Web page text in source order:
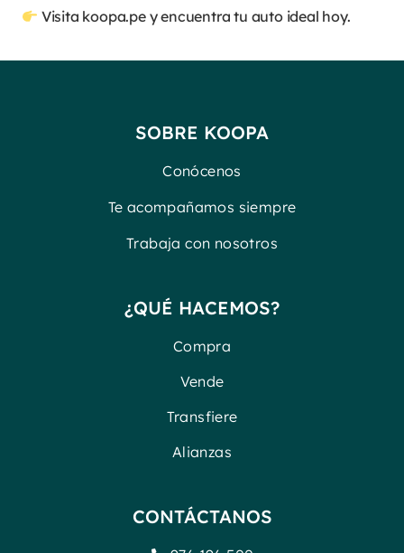
Visita koopa.pe y encuentra tu auto ideal hoy.
SOBRE KOOPA
Conócenos
Te acompañamos siempre
Trabaja con nosotros
¿QUÉ HACEMOS?
Compra
Vende
Transfiere
Alianzas
CONTÁCTANOS